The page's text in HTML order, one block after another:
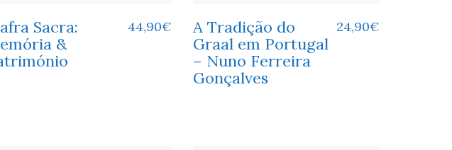
Sacra:
&
44,90€
A Tradição do
Graal em Portugal
– Nuno Ferreira
Gonçalves
24,90€